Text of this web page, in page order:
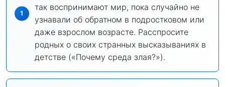
так воспринимают мир, пока случайно не
узнавали об обратном в подростковом или
даже взрослом возрасте. Расспросите
родных о своих странных высказываниях в
детстве («Почему среда злая?»).